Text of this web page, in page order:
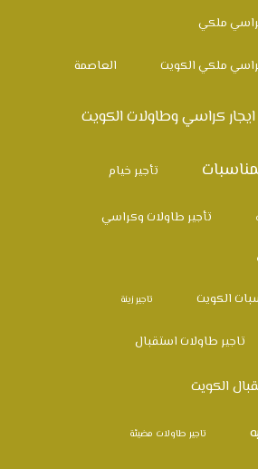
ملكي
ملكي الكويت العاصمة
ايجار كراسي وطاولات الكويت
تأجير خيام
تأجير طاولات وكراسي
الكويت تاجير زينة
تاجير طاولات استقبال
الكويت
تاجير طاولات مضيئة